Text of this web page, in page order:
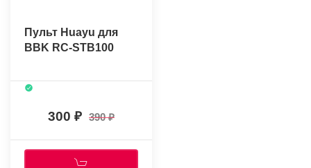
Пульт Huayu для
BBK RC-STB100
300 390